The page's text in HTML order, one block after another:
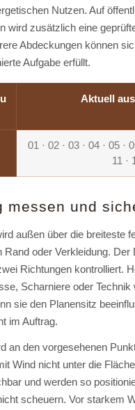
Nutzen. Auf
wird zusätzlich eine
Abdeckungen können
Aufgabe erfüllt.
Aktuell
01 · 02 · 03 · 04 · 05 ·
11 ·
messen und
außen über die breiteste
Rand oder Verkleidung.
Richtungen kontrolliert.
Scharniere oder Technik
sie den Planensitz
im Auftrag.
an den vorgesehenen
Wind nicht unter die
und werden so
scheuern. Vor starkem